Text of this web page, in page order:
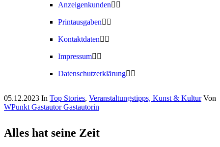
Anzeigenkunden
Printausgaben
Kontaktdaten
Impressum
Datenschutzerklärung
05.12.2023 In Top Stories, Veranstaltungstipps, Kunst & Kultur Von
WPunkt Gastautor Gastautorin
Alles hat seine Zeit